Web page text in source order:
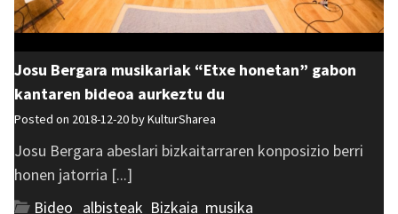
Josu Bergara musikariak “Etxe honetan” gabon
kantaren bideoa aurkeztu du
Posted on 2018-12-20 byKulturSharea
Josu Bergara abeslari bizkaitarraren konposizio berri
honen jatorria [...]
Bideo_albisteak Bizkaia musika